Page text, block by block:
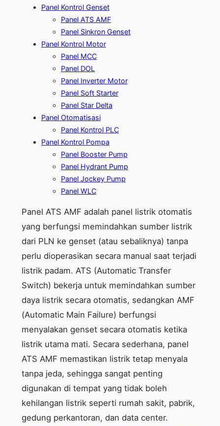
Panel Kontrol Genset
Panel ATS AMF
Panel Sinkron Genset
Panel Kontrol Motor
Panel MCC
Panel DOL
Panel Inverter Motor
Panel Soft Starter
Panel Star Delta
Panel Otomatisasi
Panel Kontrol PLC
Panel Kontrol Pompa
Panel Booster Pump
Panel Hydrant Pump
Panel Jockey Pump
Panel WLC
Panel ATS AMF adalah panel listrik otomatis
yang berfungsi memindahkan sumber listrik
dari PLN ke genset (atau sebaliknya) tanpa
perlu dioperasikan secara manual saat terjadi
listrik padam. ATS (Automatic Transfer
Switch) bekerja untuk memindahkan sumber
daya listrik secara otomatis, sedangkan AMF
(Automatic Main Failure) berfungsi
menyalakan genset secara otomatis ketika
listrik utama mati. Secara sederhana, panel
ATS AMF memastikan listrik tetap menyala
tanpa jeda, sehingga sangat penting
digunakan di tempat yang tidak boleh
kehilangan listrik seperti rumah sakit, pabrik,
gedung perkantoran, dan data center.